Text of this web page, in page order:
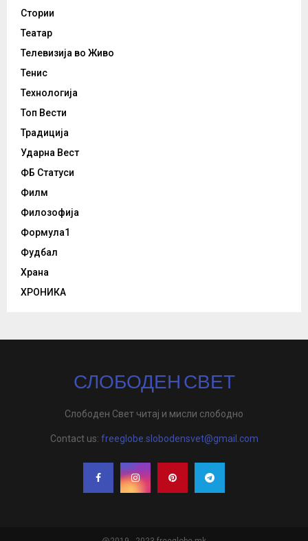
Стории
Театар
Телевизија во Живо
Тенис
Технологија
Топ Вести
Традиција
Ударна Вест
ФБ Статуси
Филм
Филозофија
Формула1
Фудбал
Храна
ХРОНИКА
СЛОБОДЕН СВЕТ
Слободен Свет читај и мисли слободно
Contact us: freeglobe.slobodensvet@gmail.com